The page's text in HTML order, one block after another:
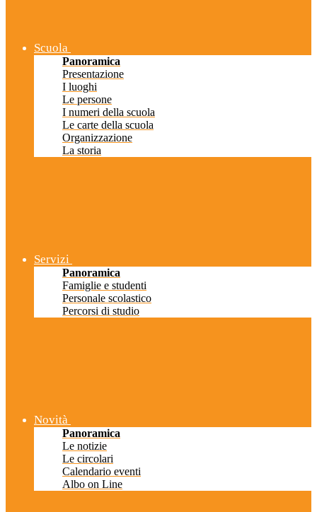
Scuola
Panoramica
Presentazione
I luoghi
Le persone
I numeri della scuola
Le carte della scuola
Organizzazione
La storia
Servizi
Panoramica
Famiglie e studenti
Personale scolastico
Percorsi di studio
Novità
Panoramica
Le notizie
Le circolari
Calendario eventi
Albo on Line